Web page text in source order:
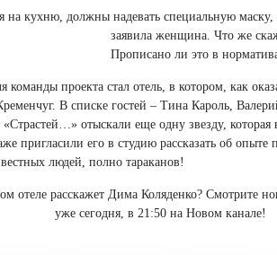
кухню, должны надевать специальную маску,
заявила женщина. Что же
Прописано ли это в
команды проекта стал отель, в котором, как
В списке гостей – Тина Кароль,
отыскали еще одну звезду, которая
пригласили его в студию рассказать об
людей, полно тараканов!
отеле расскажет Дима Коляденко? Смотрите
уже сегодня, в 21:50 на Новом канале!